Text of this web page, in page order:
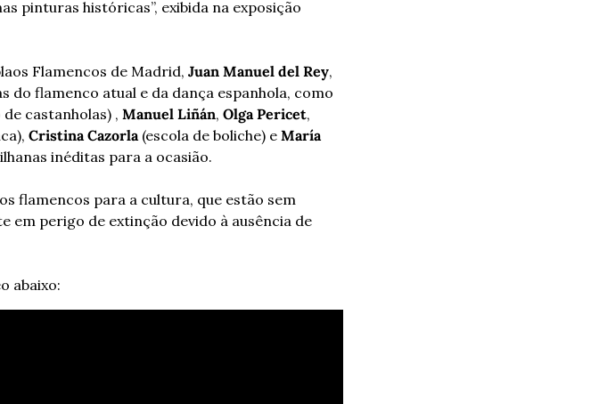
pinturas históricas”, exibida na exposição
Flamencos de Madrid, Juan Manuel del Rey,
castanholas) , Manuel Liñán, Olga Pericet
Cristina Cazorla (escola de boliche) e María
inéditas para a ocasião.
flamencos para a cultura, que estão sem
em perigo de extinção devido à ausência de
abaixo: